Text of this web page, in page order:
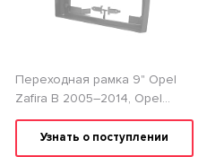
Переходная рамка 9" Opel
Zafira B 2005–2014, Opel
Astra H 2004–2014 ACV PR34-
Узнать о поступлении